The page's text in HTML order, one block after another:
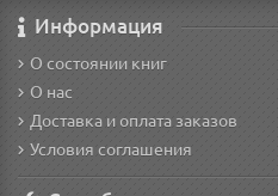
Информация
О состоянии книг
О нас
Доставка и оплата заказов
Условия соглашения